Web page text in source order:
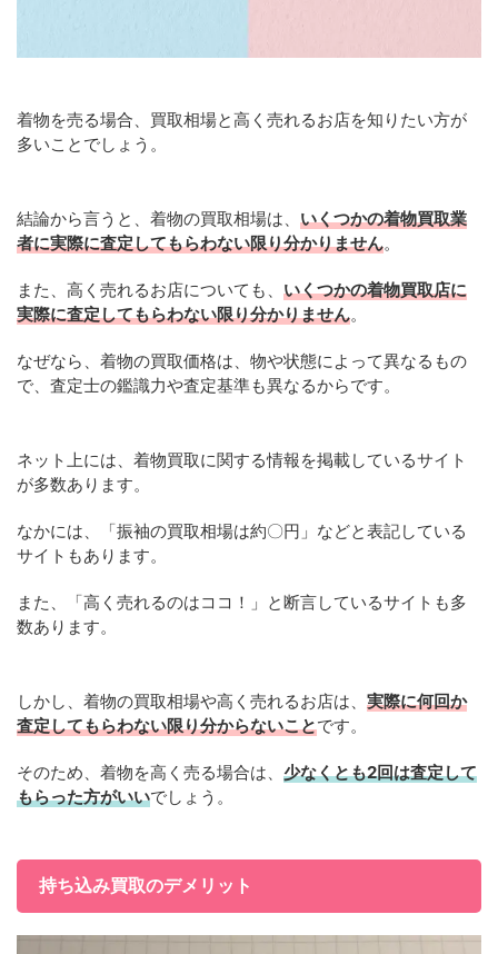
着物を売る場合、買取相場と高く売れるお店を知りたい方が
多いことでしょう。
結論から言うと、着物の買取相場は、 いくつかの着物買取業
者に実際に査定してもらわない限り分かりません。
また、高く売れるお店についても、 いくつかの着物買取店に
実際に査定してもらわない限り分かりません。
なぜなら、着物の買取価格は、物や状態によって異なるもの
で、査定士の鑑識力や査定基準も異なるからです。
ネット上には、着物買取に関する情報を掲載しているサイト
が多数あります。
なかには、「振袖の買取相場は約〇円」などと表記している
サイトもあります。
また、「高く売れるのはココ！」と断言しているサイトも多
数あります。
しかし、着物の買取相場や高く売れるお店は、 実際に何回か
査定してもらわない限り分からないことです。
そのため、着物を高く売る場合は、 少なくとも2回は査定して
もらった方がいいでしょう。
持ち込み買取のデメリット